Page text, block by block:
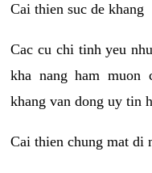
Cai thien suc de khang
Cac cu chi tinh yeu
kha nang ham muon
khang van dong uy tin
Cai thien chung mat di